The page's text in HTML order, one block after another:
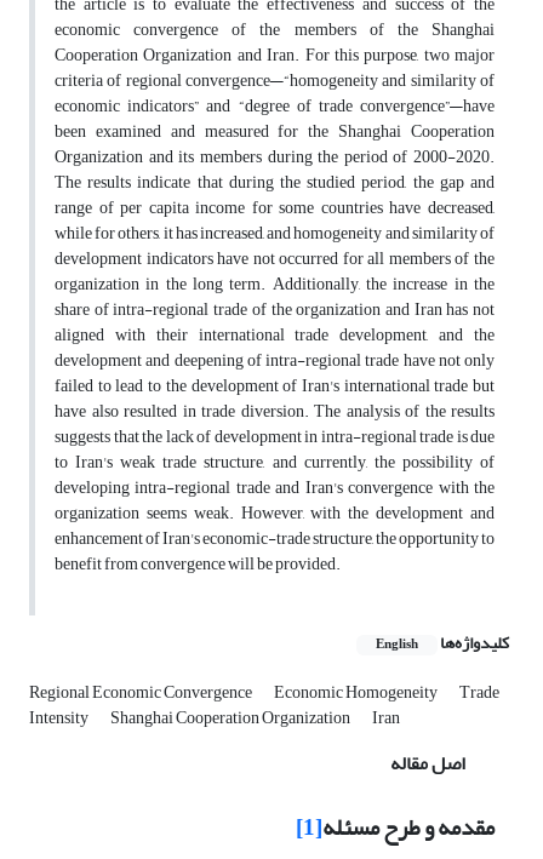
economic convergence of the members of the Shanghai
Cooperation Organization and Iran. For this purpose, two major
criteria of regional convergence—“homogeneity and similarity of
economic indicators” and “degree of trade convergence”—have
been examined and measured for the Shanghai Cooperation
Organization and its members during the period of 2000-2020.
The results indicate that during the studied period, the gap and
range of per capita income for some countries have decreased,
while for others, it has increased, and homogeneity and similarity of
development indicators have not occurred for all members of the
organization in the long term. Additionally, the increase in the
share of intra-regional trade of the organization and Iran has not
aligned with their international trade development, and the
development and deepening of intra-regional trade have not only
failed to lead to the development of Iran's international trade but
have also resulted in trade diversion. The analysis of the results
suggests that the lack of development in intra-regional trade is due
to Iran's weak trade structure, and currently, the possibility of
developing intra-regional trade and Iran's convergence with the
organization seems weak. However, with the development and
enhancement of Iran's economic-trade structure, the opportunity to
benefit from convergence will be provided.
کلیدواژه‌ها English
Regional Economic Convergence Economic Homogeneity Trade
Intensity Shanghai Cooperation Organization Iran
اصل مقاله
مقدمه و طرح مسئله[1]